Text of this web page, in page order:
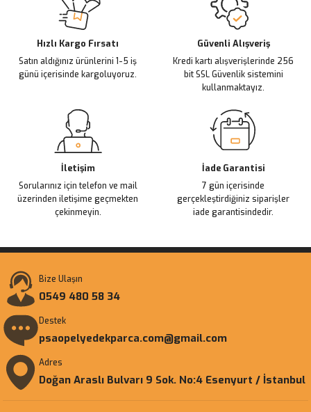
Ürün açıklamasında eksik bilgiler bulunuyor.
Ürün bilgilerinde hatalar bulunuyor.
Ürün fiyatı diğer sitelerden daha pahalı.
Bu ürüne benzer farklı alternatifler olmalı.
Hızlı Kargo Fırsatı
Satın aldığınız ürünlerini 1-5 iş
günü içerisinde kargoluyoruz.
Güvenli Alışveriş
Kredi kartı alışverişlerinde 256
bit SSL Güvenlik sistemini
kullanmaktayız.
İletişim
Sorularınız için telefon ve mail
üzerinden iletişime geçmekten
çekinmeyin.
İade Garantisi
7 gün içerisinde
gerçekleştirdiğiniz siparişler
iade garantisindedir.
Bize Ulaşın
0549 480 58 34
Destek
psaopelyedekparca.com@gmail.com
Adres
Doğan Araslı Bulvarı 9 Sok. No:4 Esenyurt / İstanbul